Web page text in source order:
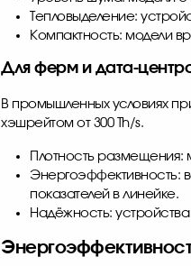
Тепловыделение:
Компактность: модели
Для ферм и дата-
В промышленных условиях
хэшрейтом от 300 Th/s.
Плотность
Энергоэффективность:
показателей в линейке.
Надёжность: